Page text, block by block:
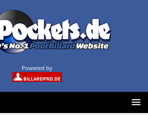
Powered by